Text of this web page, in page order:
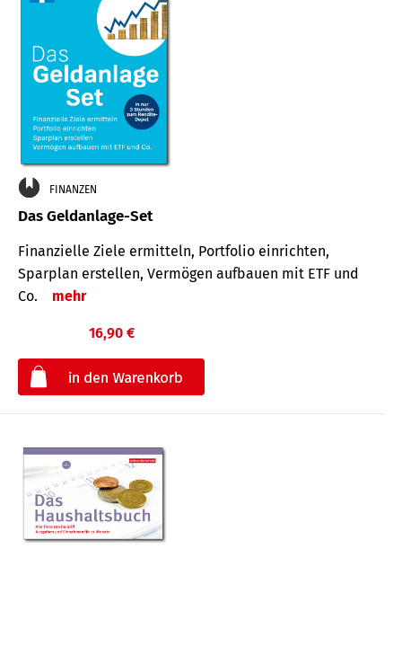
FINANZEN
Das Geldanlage-Set
Finanzielle Ziele ermitteln, Portfolio einrichten,
Sparplan erstellen, Vermögen aufbauen mit ETF und
Co.
mehr
16,90 €